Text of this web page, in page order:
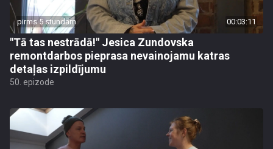
pirms 5 stundām 00:03:11
"Tā tas nestrādā!" Jesica Zundovska
remontdarbos pieprasa nevainojamu katras
detaļas izpildījumu
50. epizode